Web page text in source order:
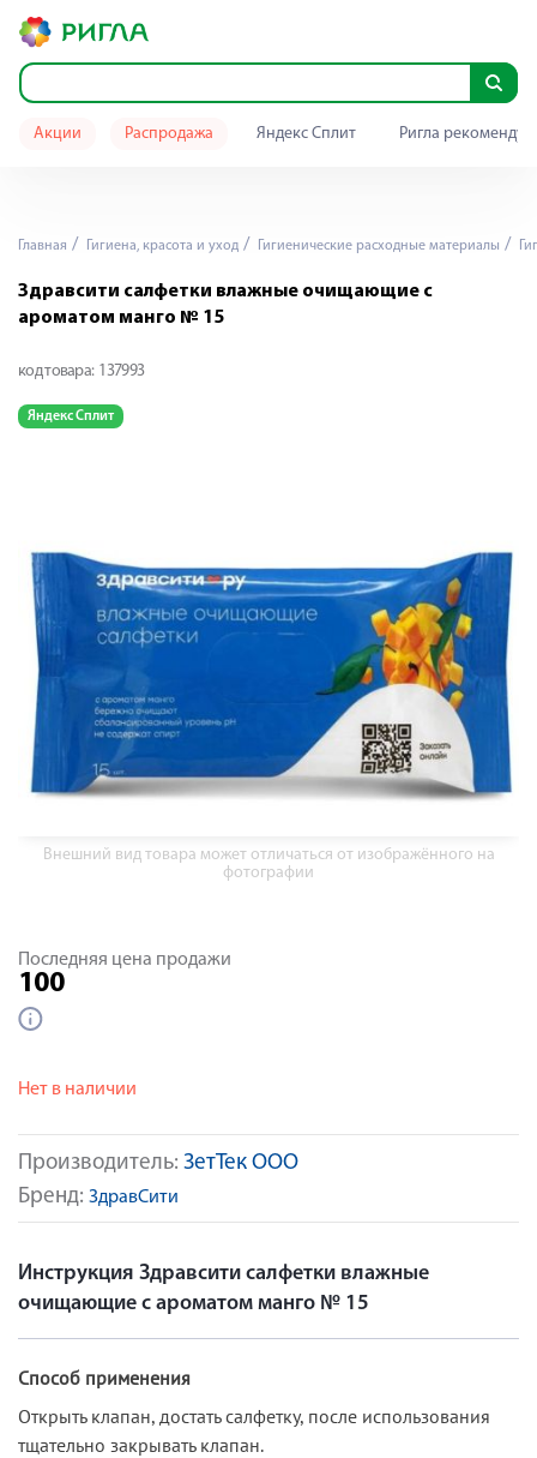
Акции Распродажа Яндекс Сплит Ригла
Главная Гигиена, красота и уход Гигиенические расходные материалы
Здравсити салфетки влажные очищающие с
ароматом манго № 15
код товара: 137993
Яндекс Сплит
Внешний вид товара может отличаться от изображённого на
фотографии
Производитель: ЗетТек ООО
Бренд: ЗдравСити
Последняя цена продажи
100
Нет в наличии
Инструкция Здравсити салфетки влажные
очищающие с ароматом манго № 15
Способ применения
Открыть клапан, достать салфетку, после использования
тщательно закрывать клапан.